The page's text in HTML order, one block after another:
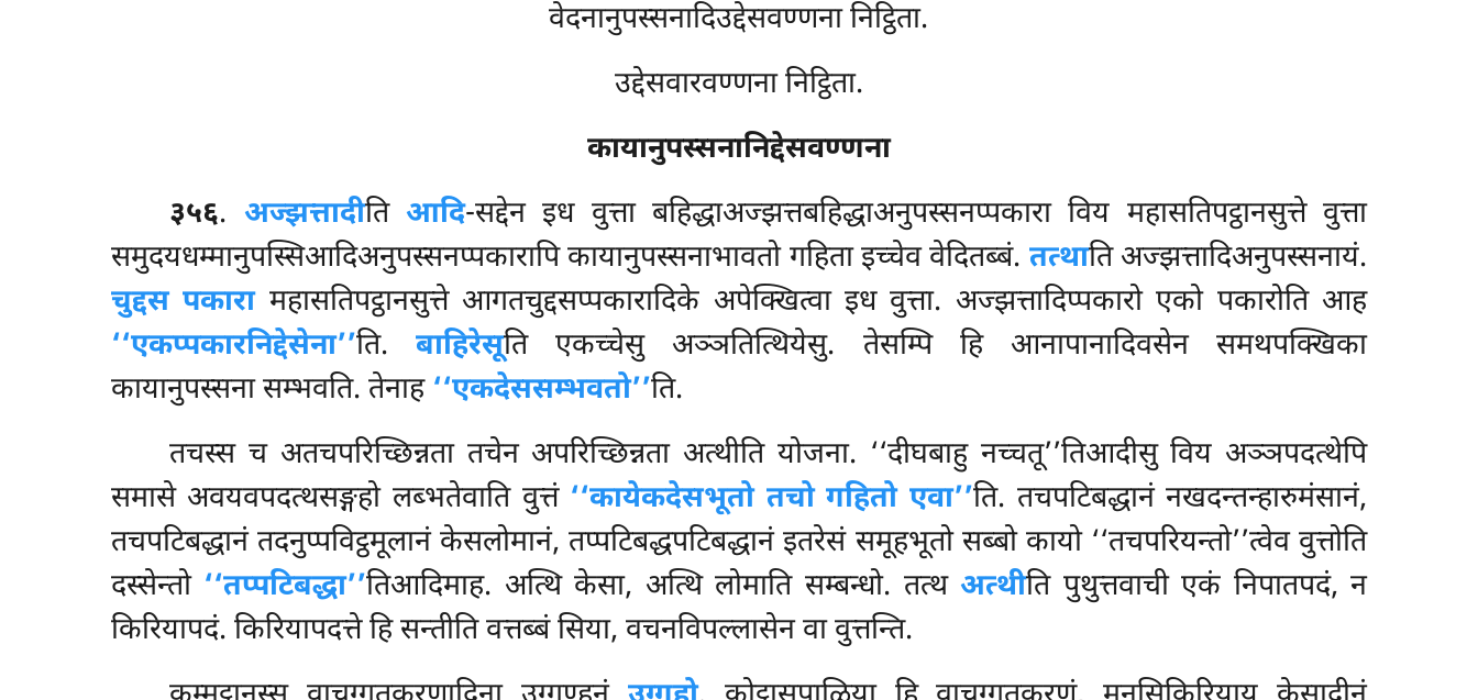
वेदनानुपस्सनादिउद्देसवण्णना निट्ठिता.
उद्देसवारवण्णना निट्ठिता.
कायानुपस्सनानिद्देसवण्णना
३५६. अज्झत्तादीति आदि-सद्देन इध वुत्ता बहिद्धाअज्झत्तबहिद्धाअनुपस्सनप्पकारा विय महासतिपट्ठानसुत्ते वुत्ता
समुदयधम्मानुपस्सिआदिअनुपस्सनप्पकारापि कायानुपस्सनाभावतो गहिता इच्चेव वेदितब्बं. तत्थाति अज्झत्तादिअनुपस्सनायं.
चुद्दस पकारामहासतिपट्ठानसुत्ते आगतचुद्दसप्पकारादिके अपेक्खित्वा इध वुत्ता. अज्झत्तादिप्पकारो एको पकारोति आह
‘‘एकप्पकारनिद्देसेना’’ति. बाहिरेसूति एकच्चेसु अञ्ञतित्थियेसु. तेसम्पि हि आनापानादिवसेन समथपक्खिका
कायानुपस्सना सम्भवति. तेनाह ‘‘एकदेससम्भवतो’’ति.
तचस्स च अतचपरिच्छिन्नता तचेन अपरिच्छिन्नता अत्थीति योजना. ‘‘दीघबाहु नच्चतू’’तिआदीसु विय अञ्ञपदत्थेपि
समासे अवयवपदत्थसङ्गहो लब्भतेवाति वुत्तं ‘‘कायेकदेसभूतो तचो गहितो एवा’’ति. तचपटिबद्धानं नखदन्तन्हारुमंसानं,
तचपटिबद्धानं तदनुप्पविट्ठमूलानं केसलोमानं, तप्पटिबद्धपटिबद्धानं इतरेसं समूहभूतो सब्बो कायो ‘‘तचपरियन्तो’’त्वेव वुत्तोति
दस्सेन्तो ‘‘तप्पटिबद्धा’’तिआदिमाह. अत्थि केसा, अत्थि लोमाति सम्बन्धो. तत्थ अत्थीति पुथुत्तवाची एकं निपातपदं, न
किरियापदं. किरियापदत्ते हि सन्तीति वत्तब्बं सिया, वचनविपल्लासेन वा वुत्तन्ति.